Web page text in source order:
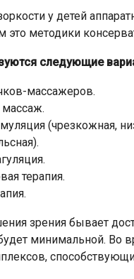
у детей
это методики
следующие
массажеров.
(чрезкожная,
терапия.
зрения бывает
минимальной. Во